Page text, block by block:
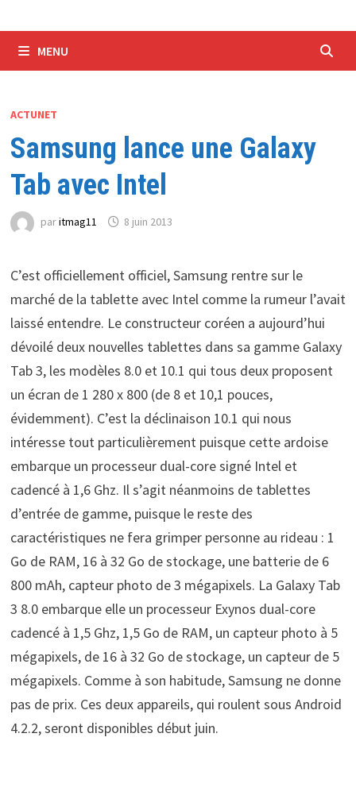
MENU
ACTUNET
Samsung lance une Galaxy
Tab avec Intel
paritmag11 8 juin 2013
C’est officiellement officiel, Samsung rentre sur le
marché de la tablette avec Intel comme la rumeur l’avait
laissé entendre. Le constructeur coréen a aujourd’hui
dévoilé deux nouvelles tablettes dans sa gamme Galaxy
Tab 3, les modèles 8.0 et 10.1 qui tous deux proposent
un écran de 1 280 x 800 (de 8 et 10,1 pouces,
évidemment). C’est la déclinaison 10.1 qui nous
intéresse tout particulièrement puisque cette ardoise
embarque un processeur dual-core signé Intel et
cadencé à 1,6 Ghz. Il s’agit néanmoins de tablettes
d’entrée de gamme, puisque le reste des
caractéristiques ne fera grimper personne au rideau : 1
Go de RAM, 16 à 32 Go de stockage, une batterie de 6
800 mAh, capteur photo de 3 mégapixels. La Galaxy Tab
3 8.0 embarque elle un processeur Exynos dual-core
cadencé à 1,5 Ghz, 1,5 Go de RAM, un capteur photo à 5
mégapixels, de 16 à 32 Go de stockage, un capteur de 5
mégapixels. Comme à son habitude, Samsung ne donne
pas de prix. Ces deux appareils, qui roulent sous Android
4.2.2, seront disponibles début juin.